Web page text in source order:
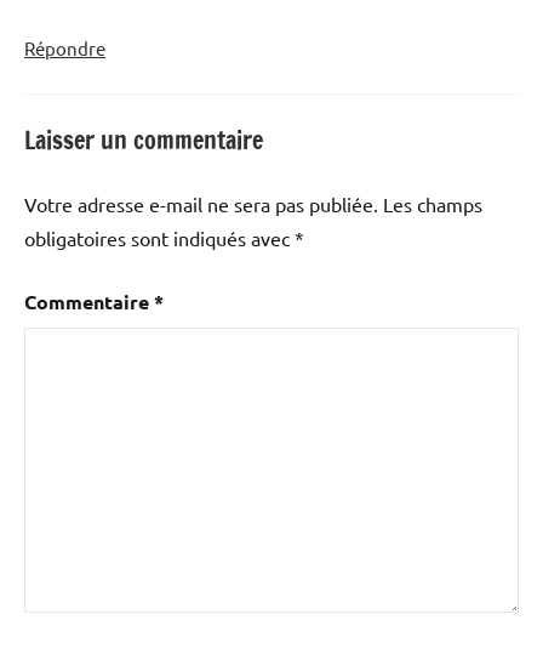
Répondre
Laisser un commentaire
Votre adresse e-mail ne sera pas publiée. Les champs
obligatoires sont indiqués avec *
Commentaire*